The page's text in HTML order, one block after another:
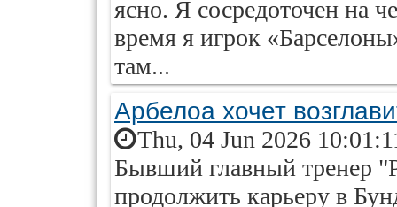
ясно. Я сосредоточен на
время я игрок
там...
Арбелоа хочет
Thu, 04 Jun 2026
Бывший главный тренер
продолжить карьеру в